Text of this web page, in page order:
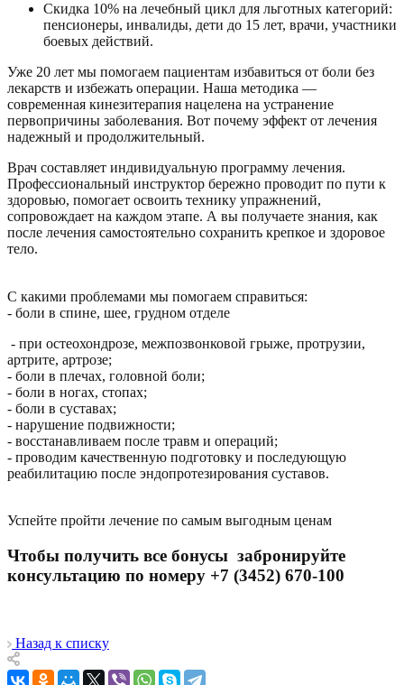
Скидка 10% на лечебный цикл для льготных категорий:
пенсионеры, инвалиды, дети до 15 лет, врачи, участники
боевых действий.
Уже 20 лет мы помогаем пациентам избавиться от боли без
лекарств и избежать операции. Наша методика —
современная кинезитерапия нацелена на устранение
первопричины заболевания. Вот почему эффект от лечения
надежный и продолжительный.
Врач составляет индивидуальную программу лечения.
Профессиональный инструктор бережно проводит по пути к
здоровью, помогает освоить технику упражнений,
сопровождает на каждом этапе. А вы получаете знания, как
после лечения самостоятельно сохранить крепкое и здоровое
тело.
С какими проблемами мы помогаем справиться:
- боли в спине, шее, грудном отделе
- при остеохондрозе, межпозвонковой грыже, протрузии,
артрите, артрозе;
- боли в плечах, головной боли;
- боли в ногах, стопах;
- боли в суставах;
- нарушение подвижности;
- восстанавливаем после травм и операций;
- проводим качественную подготовку и последующую
реабилитацию после эндопротезирования суставов.
Успейте пройти лечение по самым выгодным ценам
Чтобы получить все бонусы забронируйте
консультацию по номеру +7 (3452) 670-100
Назад к списку